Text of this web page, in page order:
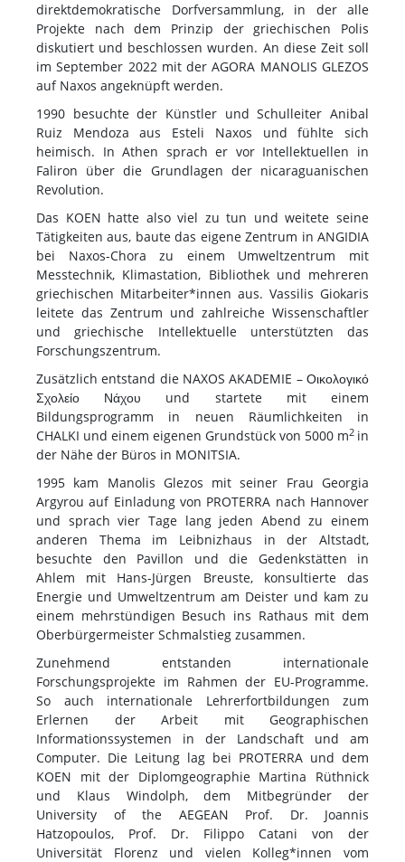
direktdemokratische Dorfversammlung, in der alle
Projekte nach dem Prinzip der griechischen Polis
diskutiert und beschlossen wurden. An diese Zeit soll
im September 2022 mit der AGORA MANOLIS GLEZOS
auf Naxos angeknüpft werden.
1990 besuchte der Künstler und Schulleiter Anibal
Ruiz Mendoza aus Esteli Naxos und fühlte sich
heimisch. In Athen sprach er vor Intellektuellen in
Faliron über die Grundlagen der nicaraguanischen
Revolution.
Das KOEN hatte also viel zu tun und weitete seine
Tätigkeiten aus, baute das eigene Zentrum in ANGIDIA
bei Naxos-Chora zu einem Umweltzentrum mit
Messtechnik, Klimastation, Bibliothek und mehreren
griechischen Mitarbeiter*innen aus. Vassilis Giokaris
leitete das Zentrum und zahlreiche Wissenschaftler
und griechische Intellektuelle unterstützten das
Forschungszentrum.
Zusätzlich entstand die NAXOS AKADEMIE – Οικολογικό
Σχολείο Νάχου und startete mit einem
Bildungsprogramm in neuen Räumlichkeiten in
CHALKI und einem eigenen Grundstück von 5000 m2 in
der Nähe der Büros in MONITSIA.
1995 kam Manolis Glezos mit seiner Frau Georgia
Argyrou auf Einladung von PROTERRA nach Hannover
und sprach vier Tage lang jeden Abend zu einem
anderen Thema im Leibnizhaus in der Altstadt,
besuchte den Pavillon und die Gedenkstätten in
Ahlem mit Hans-Jürgen Breuste, konsultierte das
Energie und Umweltzentrum am Deister und kam zu
einem mehrstündigen Besuch ins Rathaus mit dem
Oberbürgermeister Schmalstieg zusammen.
Zunehmend entstanden internationale
Forschungsprojekte im Rahmen der EU-Programme.
So auch internationale Lehrerfortbildungen zum
Erlernen der Arbeit mit Geographischen
Informationssystemen in der Landschaft und am
Computer. Die Leitung lag bei PROTERRA und dem
KOEN mit der Diplomgeographie Martina Rüthnick
und Klaus Windolph, dem Mitbegründer der
University of the AEGEAN Prof. Dr. Joannis
Hatzopoulos, Prof. Dr. Filippo Catani von der
Universität Florenz und vielen Kolleg*innen vom